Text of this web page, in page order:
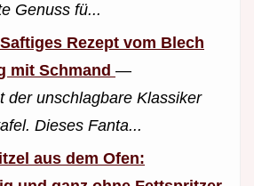
Genuss fü...
Rezept vom Blech
mit Schmand —
der unschlagbare Klassiker
Dieses Fanta...
aus dem Ofen: